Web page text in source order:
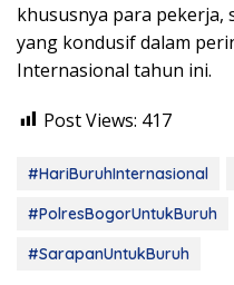
khususnya para pekerja,
yang kondusif dalam
Internasional tahun ini.
Post Views: 417
#HariBuruhInternasional
#PolresBogorUntukBuruh
#SarapanUntukBuruh